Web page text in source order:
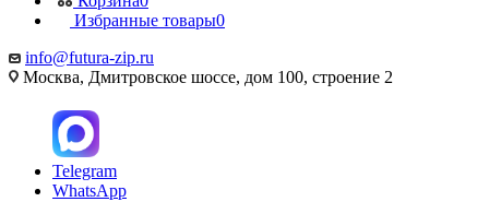
Избранные товары0
info@futura-zip.ru
Москва, Дмитровское шоссе, дом 100, строение 2
Telegram
WhatsApp